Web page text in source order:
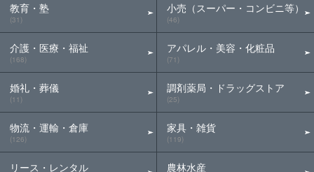
教育・塾
(31)
介護・医療・福祉
(168)
婚礼・葬儀
(11)
物流・運輸・倉庫
(126)
リース・レンタル
小売（スーパー・コンビニ等）
(46)
アパレル・美容・化粧品
(71)
調剤薬局・ドラッグストア
(25)
家具・雑貨
(119)
農林水産